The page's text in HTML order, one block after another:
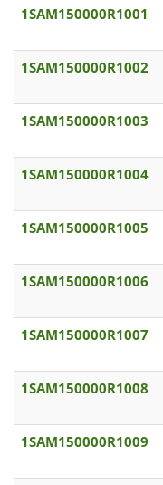
1SAM150000R1001
1SAM150000R1002
1SAM150000R1003
1SAM150000R1004
1SAM150000R1005
1SAM150000R1006
1SAM150000R1007
1SAM150000R1008
1SAM150000R1009